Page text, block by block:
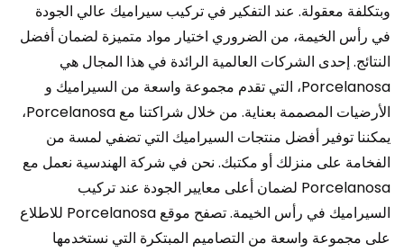
وبتكلفة معقولة. عند التفكير في تركيب سيراميك عالي الجودة
في رأس الخيمة، من الضروري اختيار مواد متميزة لضمان أفضل
النتائج. إحدى الشركات العالمية الرائدة في هذا المجال هي
Porcelanosa، التي تقدم مجموعة واسعة من السيراميك و
الأرضيات المصممة بعناية. من خلال شراكتنا مع Porcelanosa،
يمكننا توفير أفضل منتجات السيراميك التي تضفي لمسة من
الفخامة على منزلك أو مكتبك. نحن في شركة الهندسية نعمل مع
Porcelanosa لضمان أعلى معايير الجودة عند تركيب
السيراميك في رأس الخيمة. تصفح موقع Porcelanosa للاطلاع
على مجموعة واسعة من التصاميم المبتكرة التي نستخدمها